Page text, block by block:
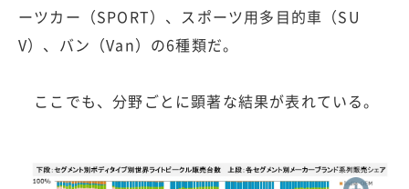
ーツカー（SPORT）、スポーツ用多目的車（SU
V）、バン（Van）の6種類だ。
ここでも、分野ごとに顕著な結果が表れている。